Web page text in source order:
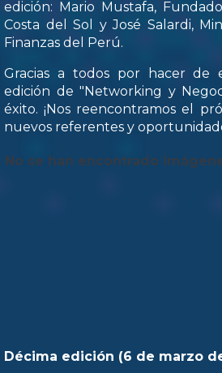
edición: Mario Mustafa,
Costa del Sol y José Salardi,
Finanzas del Perú.
Gracias a todos por hacer de
edición de "Networking y
éxito. ¡Nos reencontramos el
nuevos referentes y
No se han encontrado
Décima edición (6 de marzo